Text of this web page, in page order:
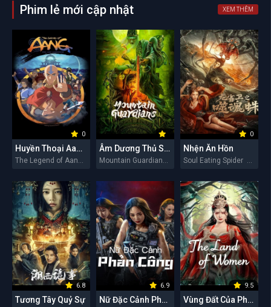
Phim lẻ mới cập nhật XEM THÊM
0
Huyền Thoại Aang: Tiết Khí Sư Cuối Cùng
The Legend of Aang: The Last Airbender 2026
Âm Dương Thủ Sơn Nhân
Mountain Guardians 2026
0
Nhện Ăn Hồn
Soul Eating Spider 2026
6.8
Tương Tây Quỷ Sự
6.9
Nữ Đặc Cảnh Phản Công
9.5
Vùng Đất Của Phụ Nữ